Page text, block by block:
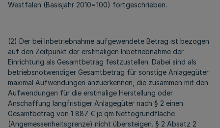
Westfalen (Basisjahr 2010=100) fortgeschrieben.
(2) Der bei Inbetriebnahme aufgewendete Betrag ist bezogen
auf den Zeitpunkt der erstmaligen Inbetriebnahme der
Einrichtung als Gesamtbetrag festzustellen. Dabei sind als
betriebsnotwendiger Gesamtbetrag für sonstige Anlagegüter
maximal Aufwendungen anzuerkennen, die zusammen mit den
Aufwendungen für die erstmalige Herstellung oder
Anschaffung langfristiger Anlagegüter nach § 2 einen
Gesamtbetrag von 1 887 € je qm Nettogrundfläche
(Angemessenheitsgrenze) nicht übersteigen. § 2 Absatz 2